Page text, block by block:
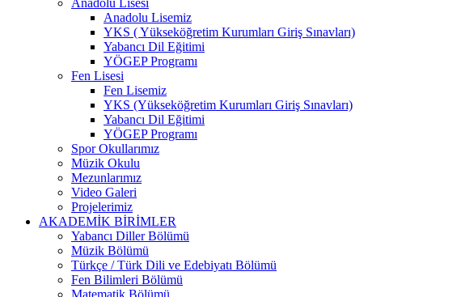
Anadolu Lisesi
Anadolu Lisemiz
YKS ( Yükseköğretim Kurumları Giriş Sınavları)
Yabancı Dil Eğitimi
YÖGEP Programı
Fen Lisesi
Fen Lisemiz
YKS (Yükseköğretim Kurumları Giriş Sınavları)
Yabancı Dil Eğitimi
YÖGEP Programı
Spor Okullarımız
Müzik Okulu
Mezunlarımız
Video Galeri
Projelerimiz
AKADEMİK BİRİMLER
Yabancı Diller Bölümü
Müzik Bölümü
Türkçe / Türk Dili ve Edebiyatı Bölümü
Fen Bilimleri Bölümü
Matematik Bölümü